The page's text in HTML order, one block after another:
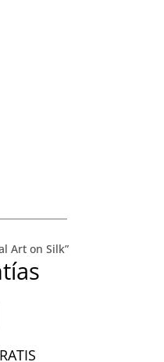
Art on Silk”